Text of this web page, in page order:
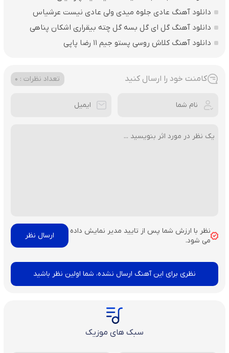
دانلود آهنگ عادی جلوه میدی ولی عادی نیست عرشیاس
دانلود آهنگ گل ای گل بسه گل چته بیقراری اشکان پناهی
دانلود آهنگ کلاش روسی پستو جیم ۱۱ رضا پاپی
کامنت خود را ارسال کنید تعداد نظرات : 0
نظر با ارزش شما پس از تایید مدیر نمایش داده
می شود.
نظری برای این آهنگ ارسال نشده، شما اولین نظر باشید
سبک های موزیک